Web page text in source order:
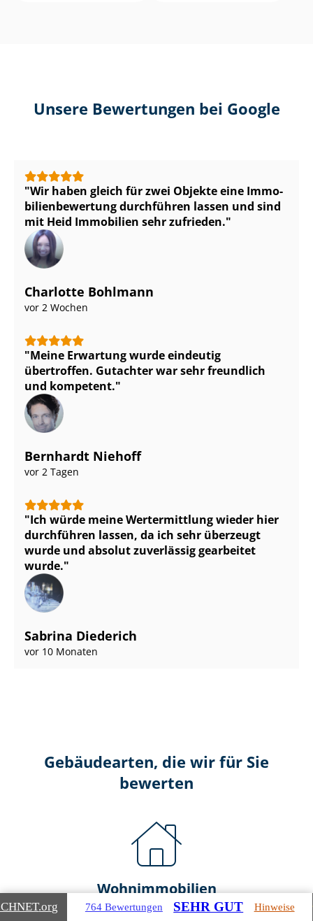
Unsere Bewertungen bei Google
Wir haben gleich für zwei Objekte eine Im­mo­
bi­li­en­be­wer­tung durchführen lassen und sind
mit Heid Immobilien sehr zufrieden.
Charlotte Bohlmann
vor 2 Wochen
Meine Erwartung wurde eindeutig
übertroffen. Gutachter war sehr freundlich
und kompetent.
Bernhardt Niehoff
vor 2 Tagen
Ich würde meine Wertermittlung wieder hier
durchführen lassen, da ich sehr überzeugt
wurde und absolut zuverlässig gearbeitet
wurde.
Sabrina Diederich
vor 10 Monaten
Gebäudearten, die wir für Sie
bewerten
Wohnimmobilien
.org 764 Bewertungen SEHR GUT Hinweise